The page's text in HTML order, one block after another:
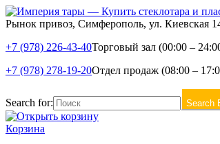
Рынок привоз, Симферополь, ул. Киевская
+7 (978) 226-43-40Торговый зал (00:00 –
+7 (978) 278-19-20Отдел продаж (08:00 –
Search for: Search
Корзина